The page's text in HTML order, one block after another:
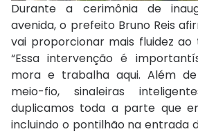
Durante a cerimônia de
avenida, o prefeito Bruno Reis
vai proporcionar mais fluidez ao
“Essa intervenção é
mora e trabalha aqui. Além
meio-fio, sinaleiras
duplicamos toda a parte que
incluindo o pontilhão na entrada